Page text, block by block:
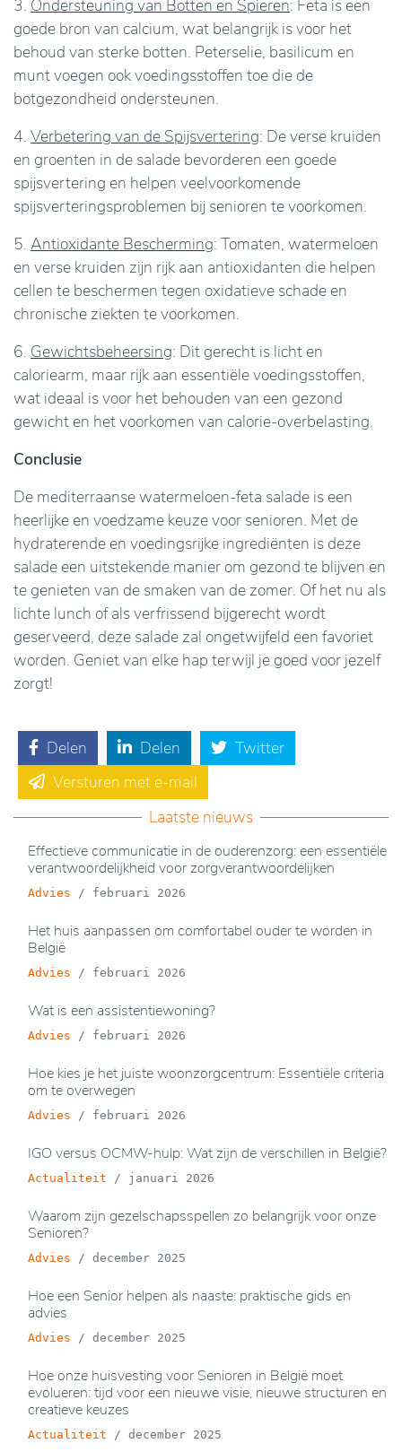
3. Ondersteuning van Botten en Spieren: Feta is een
goede bron van calcium, wat belangrijk is voor het
behoud van sterke botten. Peterselie, basilicum en
munt voegen ook voedingsstoffen toe die de
botgezondheid ondersteunen.
4. Verbetering van de Spijsvertering: De verse kruiden
en groenten in de salade bevorderen een goede
spijsvertering en helpen veelvoorkomende
spijsverteringsproblemen bij senioren te voorkomen.
5. Antioxidante Bescherming: Tomaten, watermeloen
en verse kruiden zijn rijk aan antioxidanten die helpen
cellen te beschermen tegen oxidatieve schade en
chronische ziekten te voorkomen.
6. Gewichtsbeheersing: Dit gerecht is licht en
caloriearm, maar rijk aan essentiële voedingsstoffen,
wat ideaal is voor het behouden van een gezond
gewicht en het voorkomen van calorie-overbelasting.
Conclusie
De mediterraanse watermeloen-feta salade is een
heerlijke en voedzame keuze voor senioren. Met de
hydraterende en voedingsrijke ingrediënten is deze
salade een uitstekende manier om gezond te blijven en
te genieten van de smaken van de zomer. Of het nu als
lichte lunch of als verfrissend bijgerecht wordt
geserveerd, deze salade zal ongetwijfeld een favoriet
worden. Geniet van elke hap terwijl je goed voor jezelf
zorgt!
Delen Delen
Twitter
Versturen met e-mail
Laatste nieuws
Effectieve communicatie in de ouderenzorg: een essentiële
verantwoordelijkheid voor zorgverantwoordelijken
Advies / februari 2026
Het huis aanpassen om comfortabel ouder te worden in
België
Advies / februari 2026
Wat is een assistentiewoning?
Advies / februari 2026
Hoe kies je het juiste woonzorgcentrum: Essentiële criteria
om te overwegen
Advies / februari 2026
IGO versus OCMW-hulp: Wat zijn de verschillen in België?
Actualiteit / januari 2026
Waarom zijn gezelschapsspellen zo belangrijk voor onze
Senioren?
Advies / december 2025
Hoe een Senior helpen als naaste: praktische gids en
advies
Advies / december 2025
Hoe onze huisvesting voor Senioren in België moet
evolueren: tijd voor een nieuwe visie, nieuwe structuren en
creatieve keuzes
Actualiteit / december 2025